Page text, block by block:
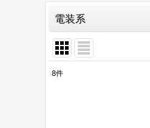
電装系
8件